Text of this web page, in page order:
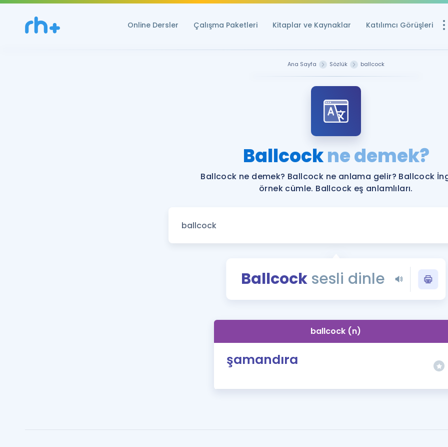
Online Dersler Çalışma Paketleri Kitaplar ve Kaynaklar Katılımcı Görüşleri
YDS ve YÖKDİL
Rehberlik Aracı
YDS ve YÖKDİL'e
Tüm ÖSYM
YDS - YÖKDİL
İngilizce Gramer
Ana Sayfa Sözlük ballcock
Ballcockne demek?
Ballcock ne demek? Ballcock ne anlama gelir? Ballcock
örnek cümle. Ballcock eş anlamlıları.
Ballcock sesli dinle
ballcock (n)
şamandıra